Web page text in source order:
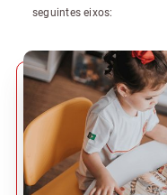
seguintes eixos: